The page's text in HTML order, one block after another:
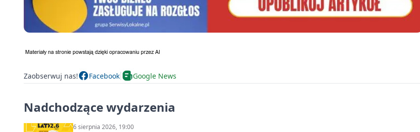
Zaobserwuj nas! Facebook Google News
Nadchodzące wydarzenia
6 sierpnia 2026, 19:00